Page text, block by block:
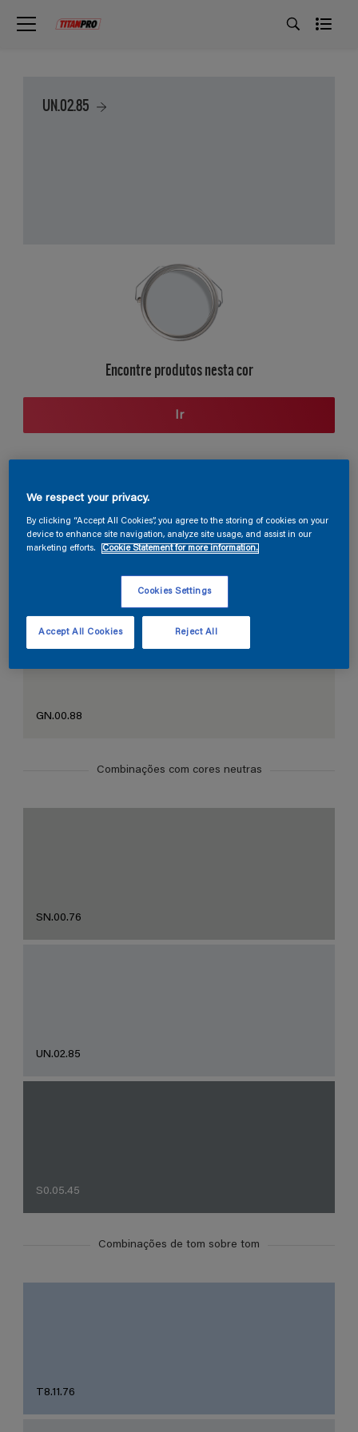
UN.02.85
Encontre produtos nesta cor
Ir
Seção de cores
GN.00.88
Combinações com cores neutras
SN.00.76
UN.02.85
S0.05.45
Combinações de tom sobre tom
T8.11.76
We respect your privacy.
By clicking “Accept All Cookies”, you agree to the storing of cookies on your
device to enhance site navigation, analyze site usage, and assist in our
marketing efforts.
Cookie Statement for more information.
Cookies Settings
Reject All
Accept All Cookies